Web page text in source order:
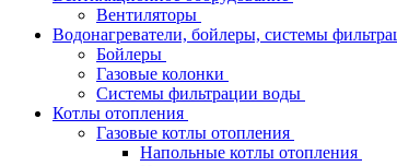
Вентиляторы
Водонагреватели, бойлеры, системы
Бойлеры
Газовые колонки
Системы фильтрации воды
Котлы отопления
Газовые котлы отопления
Напольные котлы отопления